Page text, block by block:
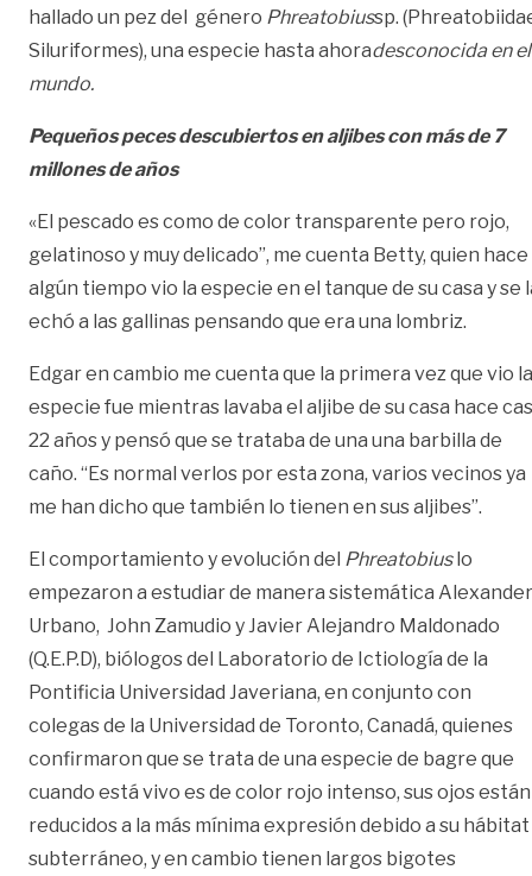
hallado un pez del género Phreatobiussp.
Siluriformes), una especie hasta ahoradesconocida en el
mundo.
Pequeños peces descubiertos en aljibes con más de 7
millones de años
«El pescado es como de color transparente pero rojo,
gelatinoso y muy delicado”, me cuenta Betty, quien hace
algún tiempo vio la especie en el tanque de su casa y se
echó a las gallinas pensando que era una lombriz.
Edgar en cambio me cuenta que la primera vez que vio la
especie fue mientras lavaba el aljibe de su casa hace
22 años y pensó que se trataba de una una barbilla de
caño. “Es normal verlos por esta zona, varios vecinos ya
me han dicho que también lo tienen en sus aljibes”.
El comportamiento y evolución del Phreatobiuslo
empezaron a estudiar de manera sistemática Alexander
Urbano, John Zamudio y Javier Alejandro Maldonado
(Q.E.P.D), biólogos del Laboratorio de Ictiología de la
Pontificia Universidad Javeriana, en conjunto con
colegas de la Universidad de Toronto, Canadá, quienes
confirmaron que se trata de una especie de bagre que
cuando está vivo es de color rojo intenso, sus ojos están
reducidos a la más mínima expresión debido a su hábitat
subterráneo, y en cambio tienen largos bigotes